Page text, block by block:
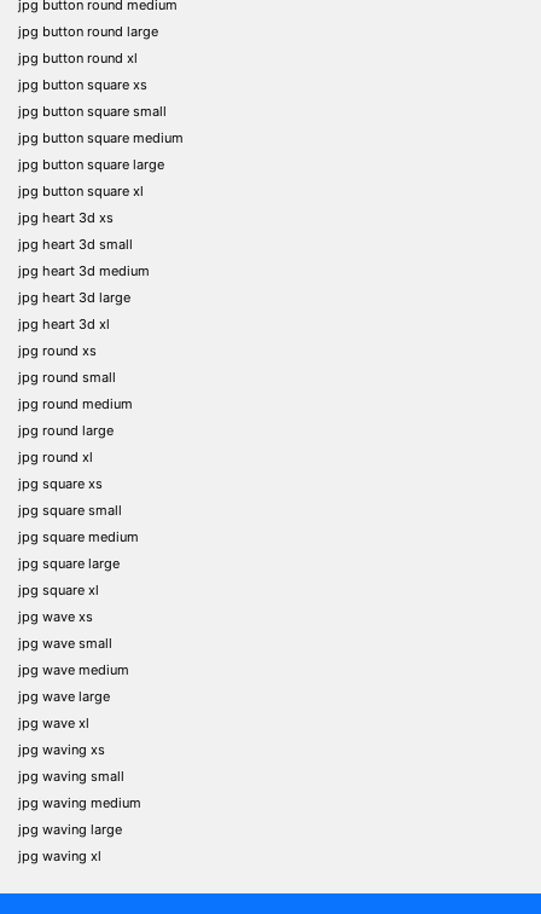
jpg button round medium
jpg button round large
jpg button round xl
jpg button square xs
jpg button square small
jpg button square medium
jpg button square large
jpg button square xl
jpg heart 3d xs
jpg heart 3d small
jpg heart 3d medium
jpg heart 3d large
jpg heart 3d xl
jpg round xs
jpg round small
jpg round medium
jpg round large
jpg round xl
jpg square xs
jpg square small
jpg square medium
jpg square large
jpg square xl
jpg wave xs
jpg wave small
jpg wave medium
jpg wave large
jpg wave xl
jpg waving xs
jpg waving small
jpg waving medium
jpg waving large
jpg waving xl